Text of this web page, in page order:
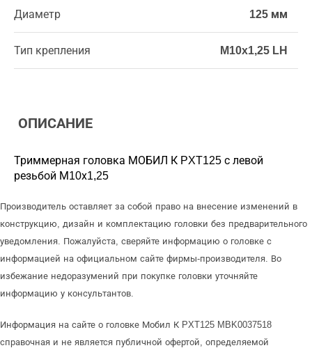
Диаметр 125 мм
Тип крепления M10x1,25 LH
ОПИСАНИЕ
Триммерная головка МОБИЛ К PXT125 с левой
резьбой М10х1,25
Производитель оставляет за собой право на внесение изменений в
конструкцию, дизайн и комплектацию головки без предварительного
уведомления. Пожалуйста, сверяйте информацию о головке с
информацией на официальном сайте фирмы-производителя. Во
избежание недоразумений при покупке головки уточняйте
информацию у консультантов.
Информация на сайте о головке Мобил К PXT125 MBK0037518
справочная и не является публичной офертой, определяемой